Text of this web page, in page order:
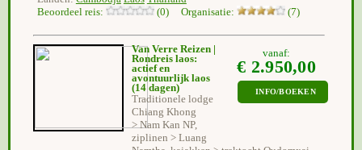
Beoordeel reis:
(0) Organisatie: (7)
vanaf:
€ 2.950,00
INFO/BOEKEN
Van Verre Reizen |
Rondreis laos:
actief en
avontuurlijk laos
(14 dagen)
Traditionele lodge
Chiang Khong
> Nam Kan NP,
ziplinen > Luang